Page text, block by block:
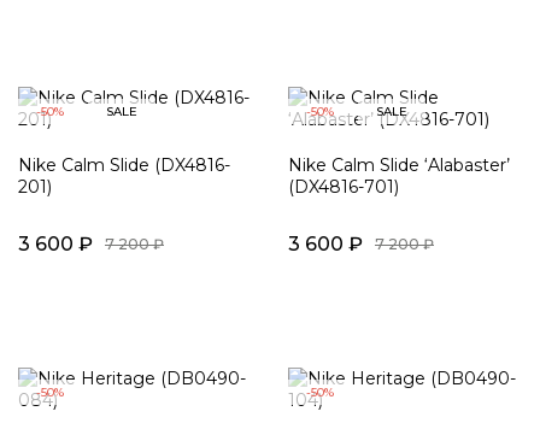
-50% SALE
Nike Calm Slide (DX4816-
201)
3 600 ₽ 7 200 ₽
-50% SALE
Nike Calm Slide ‘Alabaster’
(DX4816-701)
3 600 ₽ 7 200 ₽
-50% -50%